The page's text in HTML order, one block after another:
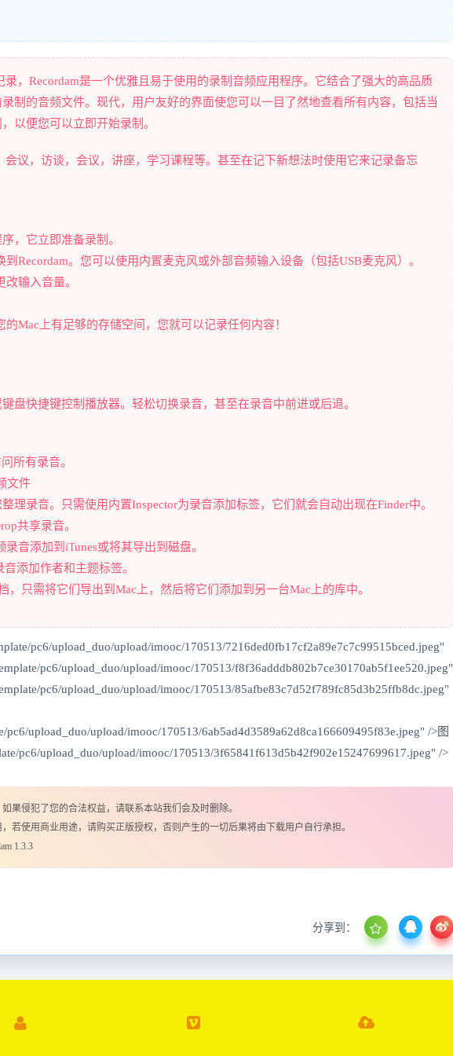
录，Recordam是一个优雅且易于使用的录制音频应用程序。它结合了强大的高品质
制的音频文件。现代，用户友好的界面使您可以一目了然地查看所有内容，包括当
以便您可以立即开始录制。
会议，访谈，会议，讲座，学习课程等。甚至在记下新想法时使用它来记录备忘
，它立即准备录制。
到Recordam。您可以使用内置麦克风或外部音频输入设备（包括USB麦克风）。
改输入音量。
的Mac上有足够的存储空间，您就可以记录任何内容！
盘快捷键控制播放器。轻松切换录音，甚至在录音中前进或后退。
所有录音。
文件
理录音。只需使用内置Inspector为录音添加标签，它们就会自动出现在Finder中。
共享录音。
音添加到iTunes或将其导出到磁盘。
添加作者和主题标签。
，只需将它们导出到Mac上，然后将它们添加到另一台Mac上的库中。
pc6/upload_duo/upload/imooc/170513/7216ded0fb17cf2a89e7c7c99515bced.jpeg"
pc6/upload_duo/upload/imooc/170513/f8f36adddb802b7ce30170ab5f1ee520.jpeg"
pc6/upload_duo/upload/imooc/170513/85afbe83c7d52f789fc85d3b25ffb8dc.jpeg"
pc6/upload_duo/upload/imooc/170513/6ab5ad4d3589a62d8ca166609495f83e.jpeg" />图
pc6/upload_duo/upload/imooc/170513/3f65841f613d5b42f902e15247699617.jpeg" />
果侵犯了您的合法权益，请联系本站我们会及时删除。
若使用商业用途，请购买正版授权，否则产生的一切后果将由下载用户自行承担。
1.3.3
分享到：